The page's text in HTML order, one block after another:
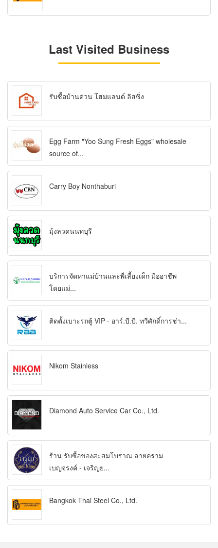
Last Visited Business
รับซื้อบ้านด่วน โฮมแลนด์ ลิสซิ่ง
Egg Farm "Yoo Sung Fresh Eggs" wholesale
source of...
Carry Boy Nonthaburi
มุ้งลวดนนทบุรี
บริการจัดหาแม่บ้านและพี่เลี้ยงเด็ก มืออาชีพ
โดยแม่...
ติดตั้งเบาะรถตู้ VIP - อาร์.บี.บี. ทวีศักดิ์การช่า...
Nikom Stainless
Diamond Auto Service Car Co., Ltd.
ร้าน รับซื้อของสะสมโบราณ ลายคราม
เบญจรงค์ - เจริญย...
Bangkok Thai Steel Co., Ltd.